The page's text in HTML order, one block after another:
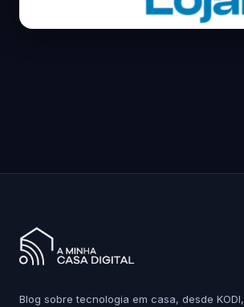
Blog sobre tecnologia em casa, desde KODI,